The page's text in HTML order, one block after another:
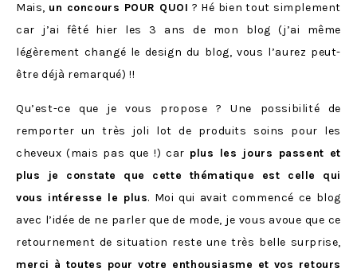
Mais, un concours POUR QUOI ? Hé bien tout simplement
car j’ai fêté hier les 3 ans de mon blog (j’ai même
légèrement changé le design du blog, vous l’aurez peut-
être déjà remarqué) !!
Qu’est-ce que je vous propose ? Une possibilité de
remporter un très joli lot de produits soins pour les
cheveux (mais pas que !) car plus les jours passent et
plus je constate que cette thématique est celle qui
vous intéresse le plus. Moi qui avait commencé ce blog
avec l’idée de ne parler que de mode, je vous avoue que ce
retournement de situation reste une très belle surprise,
merci à toutes pour votre enthousiasme et vos retours